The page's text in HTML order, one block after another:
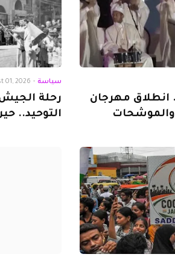
انطلاق مهرجان
والموشحات
سياسة -
01, 2026
رحلة الجيش
التوحيد..